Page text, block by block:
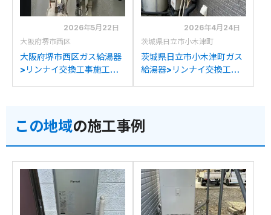
2026年5月22日
大阪府堺市西区
大阪府堺市西区ガス給湯器
>リンナイ交換工事施工事
交換
2026年4月24日
茨城県日立市小木津町
茨城県日立市小木津町ガス
給湯器>リンナイ交換工事
への交換
この地域の施工事例